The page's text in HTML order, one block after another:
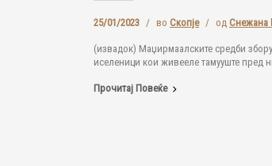
25/01/2023 / во Скопје / од Снежана
(извадок) Маџирмаалските средби
иселеници кои живееле тамууште пред
Прочитај Повеќе